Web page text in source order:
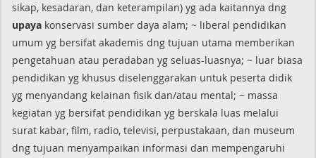
sikap, kesadaran, dan keterampilan) yg ada kaitannya dng
upaya konservasi sumber daya alam; ~ liberal pendidikan
umum yg bersifat akademis dng tujuan utama memberikan
pengetahuan atau peradaban yg seluas-luasnya; ~ luar biasa
pendidikan yg khusus diselenggarakan untuk peserta didik
yg menyandang kelainan fisik dan/atau mental; ~ massa
kegiatan yg bersifat pendidikan yg berskala luas melalui
surat kabar, film, radio, televisi, perpustakaan, dan museum
dng tujuan menyampaikan informasi dan mempengaruhi